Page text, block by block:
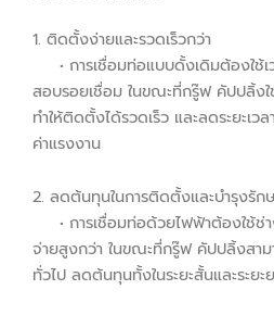
1. ติดตั้งง่ายและรวดเร็วกว่า
• การเชื่อมท่อแบบดั้งเดิมต้องใช้เ
สอบรอยเชื่อม ในขณะที่กรู๊ฟ คัปปลิ้ง
ทำให้ติดตั้งได้รวดเร็ว และลดระยะเว
ค่าแรงงาน
2. ลดต้นทุนในการติดตั้งและบำรุงรัก
• การเชื่อมท่อด้วยไฟฟ้าต้องใช้ช่
จ่ายสูงกว่า ในขณะที่กรู๊ฟ คัปปลิ้งสา
ทั่วไป ลดต้นทุนทั้งในระยะสั้นและระยะ